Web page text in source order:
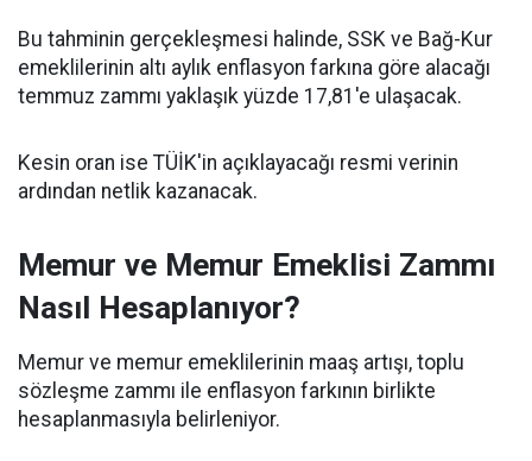
Bu tahminin gerçekleşmesi halinde, SSK ve Bağ-Kur
emeklilerinin altı aylık enflasyon farkına göre alacağı
temmuz zammı yaklaşık yüzde 17,81'e ulaşacak.
Kesin oran ise TÜİK'in açıklayacağı resmi verinin
ardından netlik kazanacak.
Memur ve Memur Emeklisi Zammı
Nasıl Hesaplanıyor?
Memur ve memur emeklilerinin maaş artışı, toplu
sözleşme zammı ile enflasyon farkının birlikte
hesaplanmasıyla belirleniyor.